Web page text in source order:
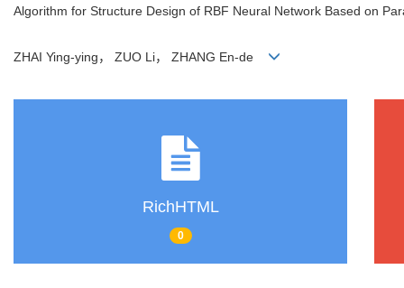
Algorithm for Structure Design of RBF Neural Network Based on
ZHAI Ying-ying， ZUO Li， ZHANG En-de
RichHTML
0